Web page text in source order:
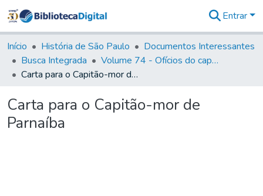
&
Coleções
Tudo na
Biblioteca
Estatísticas
Entrar
Início História de São Paulo
Documentos Interessantes
Busca Integrada
Volume 74 - Ofícios do capitão General Martim Lopes Lobo de Saldanha às Câmaras e Comandantes da Capitania (1775)
Carta para o Capitão-mor de Parnaíba
Carta para o Capitão-mor de
Parnaíba